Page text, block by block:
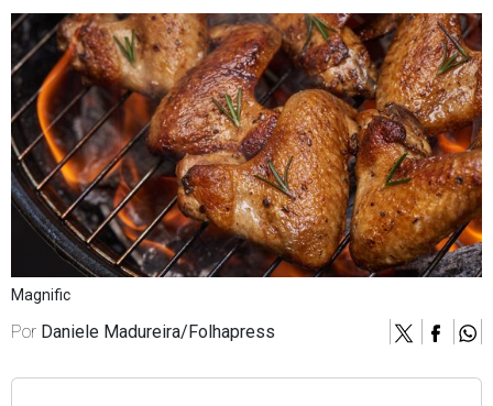
Magnific
Por Daniele Madureira/Folhapress